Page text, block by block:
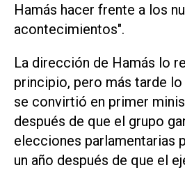
Hamás hacer frente a los
acontecimientos".
La dirección de Hamás lo
principio, pero más tarde
se convirtió en primer
después de que el grupo
elecciones parlamentarias
un año después de que el